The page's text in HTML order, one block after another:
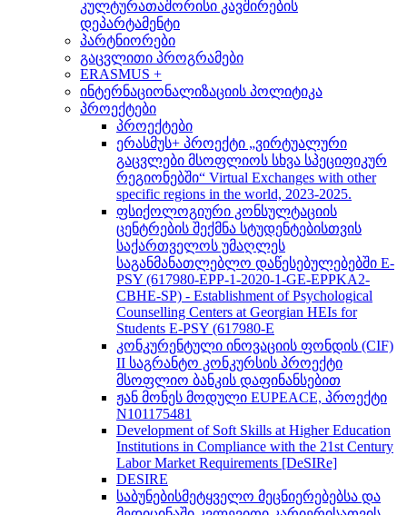
კულტურათაშორისი კავშირების
დეპარტამენტი
პარტნიორები
გაცვლითი პროგრამები
ERASMUS +
ინტერნაციონალიზაციის პოლიტიკა
პროექტები
პროექტები
ერასმუს+ პროექტი „ვირტუალური
გაცვლები მსოფლიოს სხვა სპეციფიკურ
რეგიონებში“ Virtual Exchanges with other
specific regions in the world, 2023-2025.
ფსიქოლოგიური კონსულტაციის
ცენტრების შექმნა სტუდენტებისთვის
საქართველოს უმაღლეს
საგანმანათლებლო დაწესებულებებში E-
PSY (617980-EPP-1-2020-1-GE-EPPKA2-
CBHE-SP) - Establishment of Psychological
Counselling Centers at Georgian HEIs for
Students E-PSY (617980-E
კონკურენტული ინოვაციის ფონდის (CIF)
II საგრანტო კონკურსის პროექტი
მსოფლიო ბანკის დაფინანსებით
ჟან მონეს მოდული EUPEACE, პროექტი
N101175481
Development of Soft Skills at Higher Education
Institutions in Compliance with the 21st Century
Labor Market Requirements [DeSIRe]
DESIRE
საბუნებისმეტყველო მეცნიერებებსა და